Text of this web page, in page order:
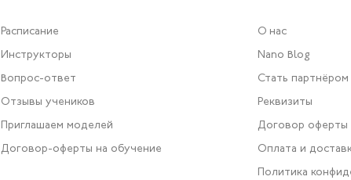
Расписание
Инструкторы
Вопрос-ответ
Отзывы учеников
Приглашаем моделей
Договор-оферты на обучение
О нас
Nano Blog
Стать партнёром
Реквизиты
Договор оферты
Оплата и
Политика